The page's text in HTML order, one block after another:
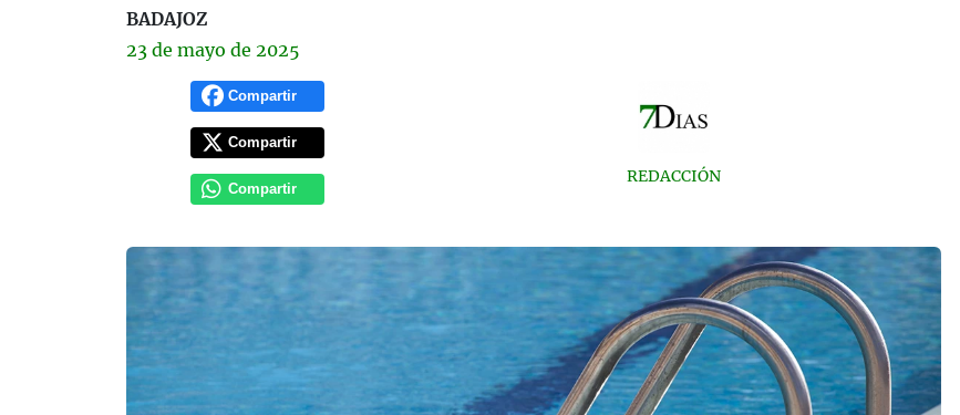
BADAJOZ
23 de mayo de 2025
Compartir
Compartir
Compartir
REDACCIÓN